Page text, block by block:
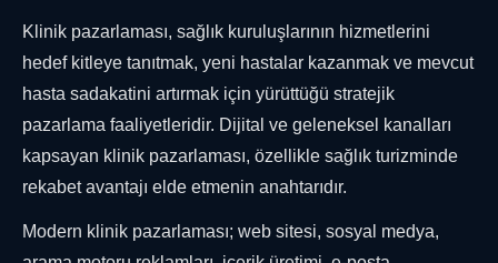
Klinik pazarlaması, sağlık kuruluşlarının hizmetlerini
hedef kitleye tanıtmak, yeni hastalar kazanmak ve mevcut
hasta sadakatini artırmak için yürüttüğü stratejik
pazarlama faaliyetleridir. Dijital ve geleneksel kanalları
kapsayan klinik pazarlaması, özellikle sağlık turizminde
rekabet avantajı elde etmenin anahtarıdır.
Modern klinik pazarlaması; web sitesi, sosyal medya,